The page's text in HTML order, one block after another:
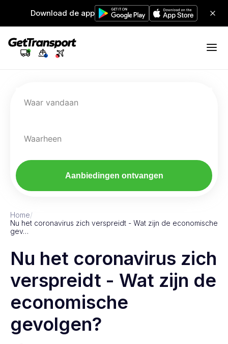
Download de app
Waar vandaan
Waarheen
Aanbiedingen ontvangen
Home/
Nu het coronavirus zich verspreidt - Wat zijn de economische
gev…
Nu het coronavirus zich
verspreidt - Wat zijn de
economische
gevolgen?